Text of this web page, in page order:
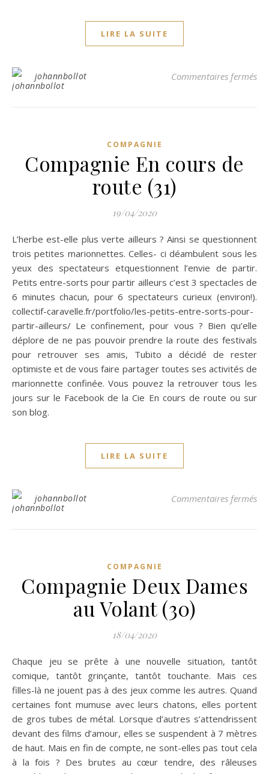
LIRE LA SUITE
johannbollot Commentaires fermés
COMPAGNIE
Compagnie En cours de
route (31)
19/04/2020
L’herbe est-elle plus verte ailleurs ? Ainsi se questionnent
trois petites marionnettes. Celles- ci déambulent sous les
yeux des spectateurs etquestionnent l’envie de partir.
Petits entre-sorts pour partir ailleurs c’est 3 spectacles de
6 minutes chacun, pour 6 spectateurs curieux (environ!).
collectif-caravelle.fr/portfolio/les-petits-entre-sorts-pour-
partir-ailleurs/ Le confinement, pour vous ? Bien qu’elle
déplore de ne pas pouvoir prendre la route des festivals
pour retrouver ses amis, Tubito a décidé de rester
optimiste et de vous faire partager toutes ses activités de
marionnette confinée. Vous pouvez la retrouver tous les
jours sur le Facebook de la Cie En cours de route ou sur
son blog.
LIRE LA SUITE
johannbollot Commentaires fermés
COMPAGNIE
Compagnie Deux Dames
au Volant (30)
18/04/2020
Chaque jeu se prête à une nouvelle situation, tantôt
comique, tantôt grinçante, tantôt touchante. Mais ces
filles-là ne jouent pas à des jeux comme les autres. Quand
certaines font mumuse avec leurs chatons, elles portent
de gros tubes de métal. Lorsque d’autres s’attendrissent
devant des films d’amour, elles se suspendent à 7 mètres
de haut. Mais en fin de compte, ne sont-elles pas tout cela
à la fois ? Des brutes au cœur tendre, des râleuses